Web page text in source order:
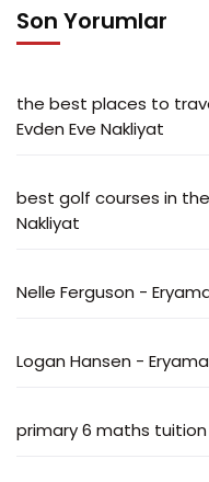
Son Yorumlar
the best places to
Evden Eve Nakliyat
best golf courses in
Nakliyat
Nelle Ferguson -
Logan Hansen -
primary 6 maths tuition